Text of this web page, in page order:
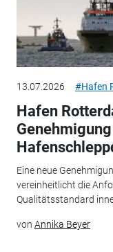
13.07.2026 #Hafen
Hafen
Eine neue
vereinheitlicht die
Qualitätsstandard
von Annika Beyer